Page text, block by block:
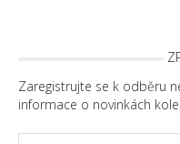
Zaregistrujte se k odběru
informace o novinkách